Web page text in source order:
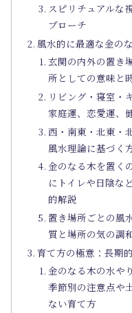
スピリチュアルな
プローチ
風水的に最適な金の
玄関の内外の置き
所としての意味と
リビング・寝室・
家庭運、恋愛運、
西・南東・北東・
風水理論に基づく
金のなる木を置く
にトイレや日陰な
的解説
置き場所ごとの風
質と場所の気の調
育て方の極意：長期
金のなる木の水や
季節別の注意点や
ない育て方